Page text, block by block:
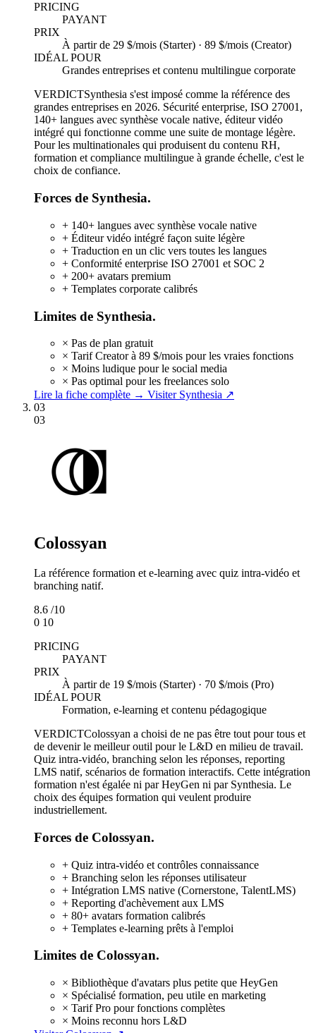
PRICING
PAYANT
PRIX
À partir de 29 $/mois (Starter) · 89 $/mois (Creator)
IDÉAL POUR
Grandes entreprises et contenu multilingue corporate
VERDICTSynthesia s'est imposé comme la référence des
grandes entreprises en 2026. Sécurité enterprise, ISO 27001,
140+ langues avec synthèse vocale native, éditeur vidéo
intégré qui fonctionne comme une suite de montage légère.
Pour les multinationales qui produisent du contenu RH,
formation et compliance multilingue à grande échelle, c'est le
choix de confiance.
Forces de Synthesia.
+ 140+ langues avec synthèse vocale native
+ Éditeur vidéo intégré façon suite légère
+ Traduction en un clic vers toutes les langues
+ Conformité enterprise ISO 27001 et SOC 2
+ 200+ avatars premium
+ Templates corporate calibrés
Limites de Synthesia.
× Pas de plan gratuit
× Tarif Creator à 89 $/mois pour les vraies fonctions
× Moins ludique pour le social media
× Pas optimal pour les freelances solo
Lire la fiche complète → Visiter Synthesia ↗
03
03
Colossyan
La référence formation et e-learning avec quiz intra-vidéo et
branching natif.
8.6 /10
0 10
PRICING
PAYANT
PRIX
À partir de 19 $/mois (Starter) · 70 $/mois (Pro)
IDÉAL POUR
Formation, e-learning et contenu pédagogique
VERDICTColossyan a choisi de ne pas être tout pour tous et
de devenir le meilleur outil pour le L&D en milieu de travail.
Quiz intra-vidéo, branching selon les réponses, reporting
LMS natif, scénarios de formation interactifs. Cette intégration
formation n'est égalée ni par HeyGen ni par Synthesia. Le
choix des équipes formation qui veulent produire
industriellement.
Forces de Colossyan.
+ Quiz intra-vidéo et contrôles connaissance
+ Branching selon les réponses utilisateur
+ Intégration LMS native (Cornerstone, TalentLMS)
+ Reporting d'achèvement aux LMS
+ 80+ avatars formation calibrés
+ Templates e-learning prêts à l'emploi
Limites de Colossyan.
× Bibliothèque d'avatars plus petite que HeyGen
× Spécialisé formation, peu utile en marketing
× Tarif Pro pour fonctions complètes
× Moins reconnu hors L&D